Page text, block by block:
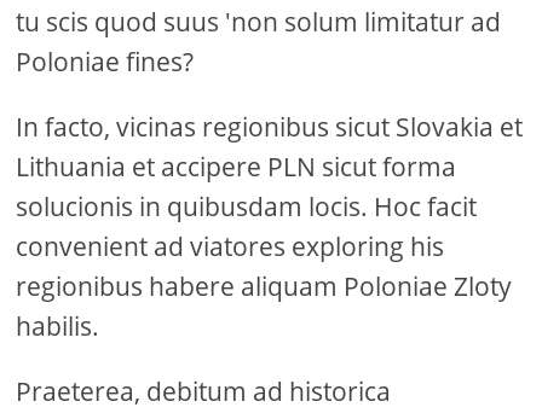
tu scis quod suus 'non solum limitatur ad
Poloniae fines?
In facto, vicinas regionibus sicut Slovakia et
Lithuania et accipere PLN sicut forma
solucionis in quibusdam locis. Hoc facit
convenient ad viatores exploring his
regionibus habere aliquam Poloniae Zloty
habilis.
Praeterea, debitum ad historica